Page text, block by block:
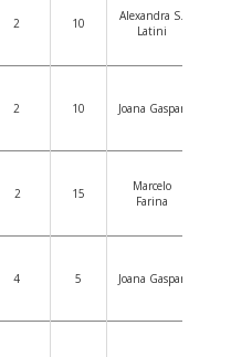
2 10
Alexandra S.
Latini
2 10 Joana Gaspar
2 15
Marcelo
Farina
4 5 Joana Gaspar